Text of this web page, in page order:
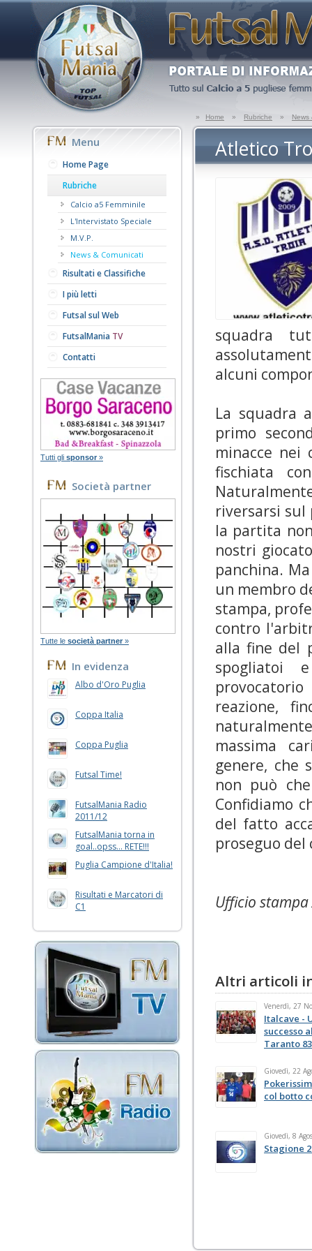
» Home » Rubriche » News
Menu
Home Page
Rubriche
Calcio a5 Femminile
L'Intervistato Speciale
M.V.P.
News & Comunicati
Risultati e Classifiche
I più letti
Futsal sul Web
FutsalMania TV
Contatti
Tutti gli sponsor »
Società partner
Tutte le società partner »
In evidenza
Albo d'Oro Puglia
Coppa Italia
Coppa Puglia
Futsal Time!
FutsalMania Radio
2011/12
FutsalMania torna in
goal..opss... RETE!!!
Puglia Campione d'Italia!
Risultati e Marcatori di
C1
Atletico
squadra
alcuni
La squadra
primo
minacce nei
fischiata
riversarsi
la partita
nostri
panchina.
un membro
stampa,
contro
alla fine del
spogliatoi
reazione,
massima
genere, che
non può
Confidiamo
del fatto
proseguo del
Ufficio stampa
Altri articoli
Venerdì, 27
Italcave -
successo
Taranto 83
Giovedì, 22
col botto
Giovedì, 8
Stagione